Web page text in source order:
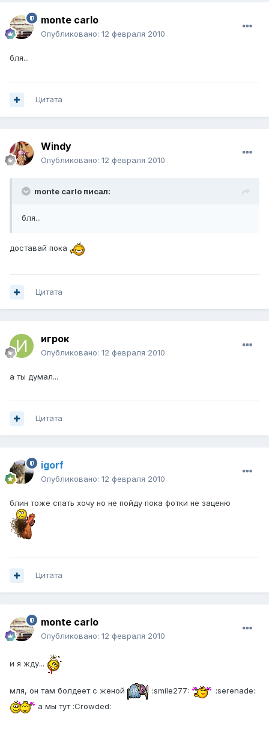
monte carlo
Опубликовано: 12 февраля 2010
бля...
Цитата
Windy
Опубликовано: 12 февраля 2010
monte carlo писал:
бля...
доставай пока
Цитата
игрок
Опубликовано: 12 февраля 2010
а ты думал...
Цитата
igorf
Опубликовано: 12 февраля 2010
блин тоже спать хочу но не пойду пока фотки не заценю
Цитата
monte carlo
Опубликовано: 12 февраля 2010
и я жду...
мля, он там болдеет с женой :smile277:
:serenade:
а мы тут :Crowded: